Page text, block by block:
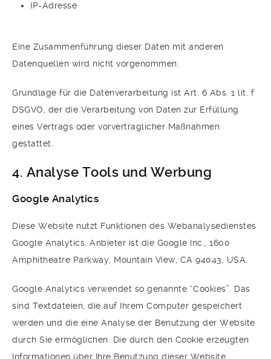
IP-Adresse
Eine Zusammenführung dieser Daten mit anderen
Datenquellen wird nicht vorgenommen.
Grundlage für die Datenverarbeitung ist Art. 6 Abs. 1 lit. f
DSGVO, der die Verarbeitung von Daten zur Erfüllung
eines Vertrags oder vorvertraglicher Maßnahmen
gestattet.
4. Analyse Tools und Werbung
Google Analytics
Diese Website nutzt Funktionen des Webanalysedienstes
Google Analytics. Anbieter ist die Google Inc., 1600
Amphitheatre Parkway, Mountain View, CA 94043, USA.
Google Analytics verwendet so genannte “Cookies”. Das
sind Textdateien, die auf Ihrem Computer gespeichert
werden und die eine Analyse der Benutzung der Website
durch Sie ermöglichen. Die durch den Cookie erzeugten
Informationen über Ihre Benutzung dieser Website